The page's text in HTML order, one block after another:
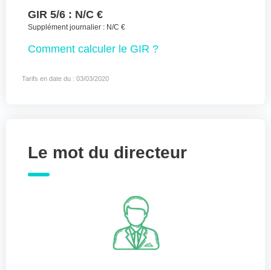
GIR 5/6 : N/C €
Supplément journalier : N/C €
Comment calculer le GIR ?
Tarifs en date du : 03/03/2020
Le mot du directeur